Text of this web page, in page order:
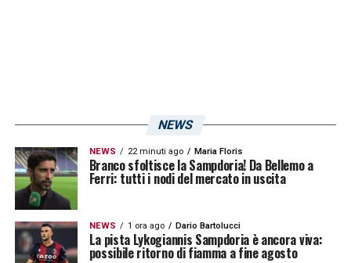
NEWS
NEWS 22 minuti ago Maria Floris
Branco sfoltisce la Sampdoria! Da Bellemo a
Ferri: tutti i nodi del mercato in uscita
NEWS 1 ora ago Dario Bartolucci
La pista Lykogiannis Sampdoria è ancora viva:
possibile ritorno di fiamma a fine agosto